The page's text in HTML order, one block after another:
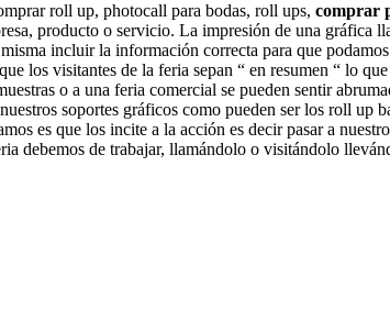
roll up, photocall para bodas, roll ups, comprar
producto o servicio. La impresión de una gráfica
incluir la información correcta para que
los visitantes de la feria sepan “ en resumen “ lo
o a una feria comercial se pueden sentir
soportes gráficos como pueden ser los roll up
es que los incite a la acción es decir pasar a
debemos de trabajar, llamándolo o visitándolo